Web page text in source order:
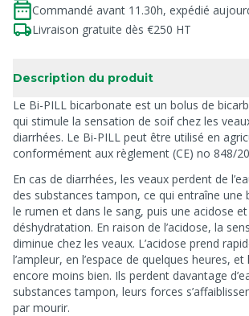
Commandé avant 11.30h, expédié
Livraison gratuite dès €250 HT
Description du produit
Le Bi-PILL bicarbonate est un bolus de
qui stimule la sensation de soif chez les
diarrhées. Le Bi-PILL peut être utilisé en
conformément aux règlement (CE) no 848/
En cas de diarrhées, les veaux perdent de
des substances tampon, ce qui entraîne une
le rumen et dans le sang, puis une acidose
déshydratation. En raison de l’acidose, la
diminue chez les veaux. L’acidose prend
l’ampleur, en l’espace de quelques heures,
encore moins bien. Ils perdent davantage
substances tampon, leurs forces
par mourir.